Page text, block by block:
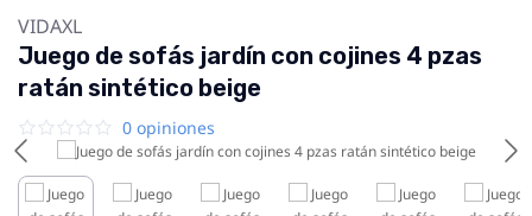
VIDAXL
Juego de sofás jardín con cojines 4 pzas
ratán sintético beige
0 opiniones